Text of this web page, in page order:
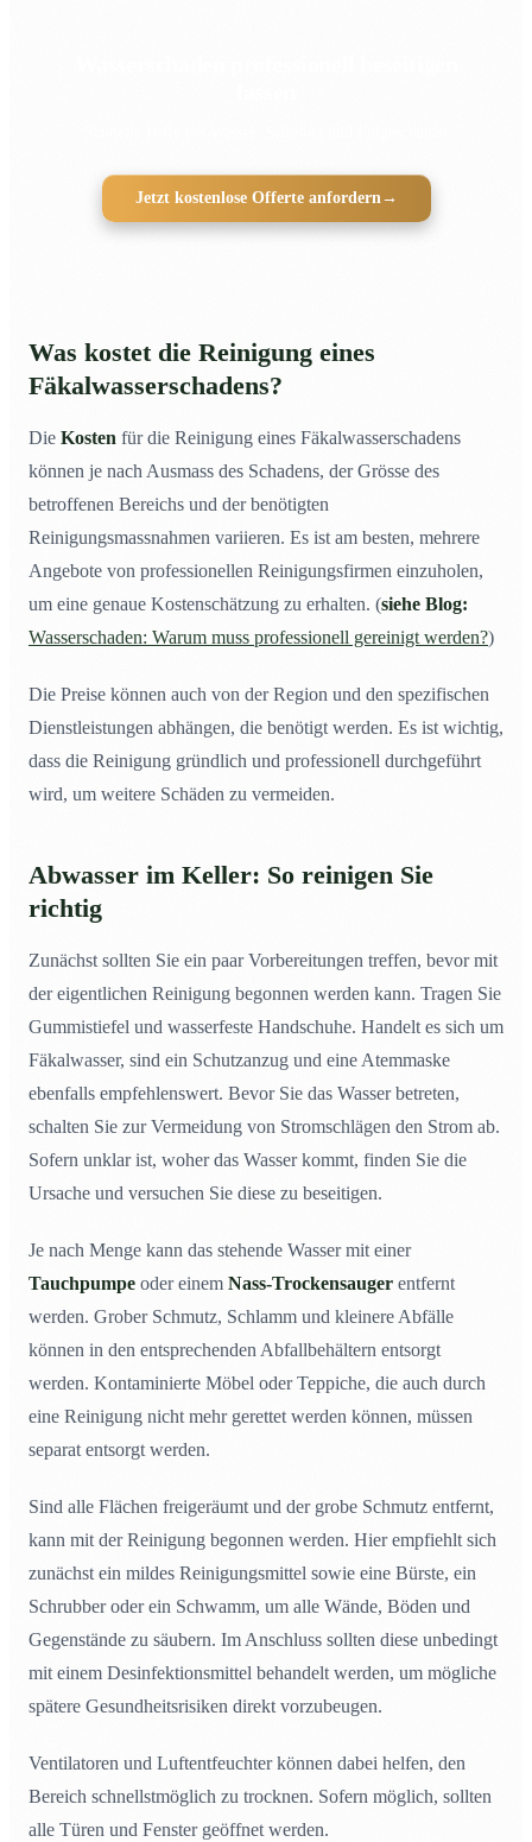
Jetzt kostenlose Offerte anfordern→
Was kostet die Reinigung eines
Fäkalwasserschadens?
Die Kosten für die Reinigung eines Fäkalwasserschadens
können je nach Ausmass des Schadens, der Grösse des
betroffenen Bereichs und der benötigten
Reinigungsmassnahmen variieren. Es ist am besten, mehrere
Angebote von professionellen Reinigungsfirmen einzuholen,
um eine genaue Kostenschätzung zu erhalten. (siehe Blog:
Wasserschaden: Warum muss professionell gereinigt werden?)
Die Preise können auch von der Region und den spezifischen
Dienstleistungen abhängen, die benötigt werden. Es ist wichtig,
dass die Reinigung gründlich und professionell durchgeführt
wird, um weitere Schäden zu vermeiden.
Abwasser im Keller: So reinigen Sie
richtig
Zunächst sollten Sie ein paar Vorbereitungen treffen, bevor mit
der eigentlichen Reinigung begonnen werden kann. Tragen Sie
Gummistiefel und wasserfeste Handschuhe. Handelt es sich um
Fäkalwasser, sind ein Schutzanzug und eine Atemmaske
ebenfalls empfehlenswert. Bevor Sie das Wasser betreten,
schalten Sie zur Vermeidung von Stromschlägen den Strom ab.
Sofern unklar ist, woher das Wasser kommt, finden Sie die
Ursache und versuchen Sie diese zu beseitigen.
Je nach Menge kann das stehende Wasser mit einer
Tauchpumpe oder einem Nass-Trockensauger entfernt
werden. Grober Schmutz, Schlamm und kleinere Abfälle
können in den entsprechenden Abfallbehältern entsorgt
werden. Kontaminierte Möbel oder Teppiche, die auch durch
eine Reinigung nicht mehr gerettet werden können, müssen
separat entsorgt werden.
Sind alle Flächen freigeräumt und der grobe Schmutz entfernt,
kann mit der Reinigung begonnen werden. Hier empfiehlt sich
zunächst ein mildes Reinigungsmittel sowie eine Bürste, ein
Schrubber oder ein Schwamm, um alle Wände, Böden und
Gegenstände zu säubern. Im Anschluss sollten diese unbedingt
mit einem Desinfektionsmittel behandelt werden, um mögliche
spätere Gesundheitsrisiken direkt vorzubeugen.
Ventilatoren und Luftentfeuchter können dabei helfen, den
Bereich schnellstmöglich zu trocknen. Sofern möglich, sollten
alle Türen und Fenster geöffnet werden.